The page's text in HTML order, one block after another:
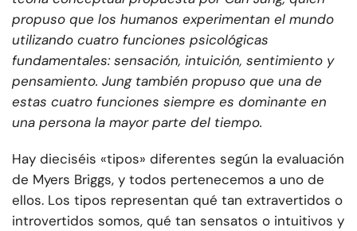
propuso que los humanos experimentan el mundo
utilizando cuatro funciones psicológicas
fundamentales: sensación, intuición, sentimiento y
pensamiento. Jung también propuso que una de
estas cuatro funciones siempre es dominante en
una persona la mayor parte del tiempo.
Hay dieciséis «tipos» diferentes según la evaluación
de Myers Briggs, y todos pertenecemos a uno de
ellos. Los tipos representan qué tan extravertidos o
introvertidos somos, qué tan sensatos o intuitivos y